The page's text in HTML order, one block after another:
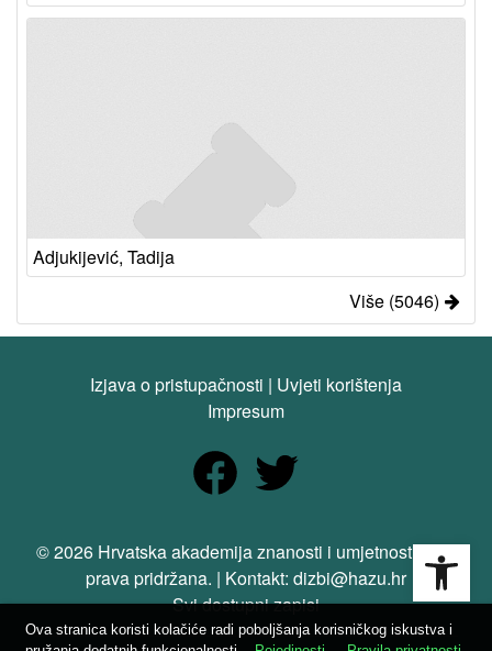
Adjukijević, Tadija
Više (5046)
Izjava o pristupačnosti | Uvjeti korištenja
Impresum
© 2026 Hrvatska akademija znanosti i umjetnosti. Sva
prava pridržana. | Kontakt: dizbi@hazu.hr
Svi dostupni zapisi
Ova stranica koristi kolačiće radi poboljšanja korisničkog iskustva i